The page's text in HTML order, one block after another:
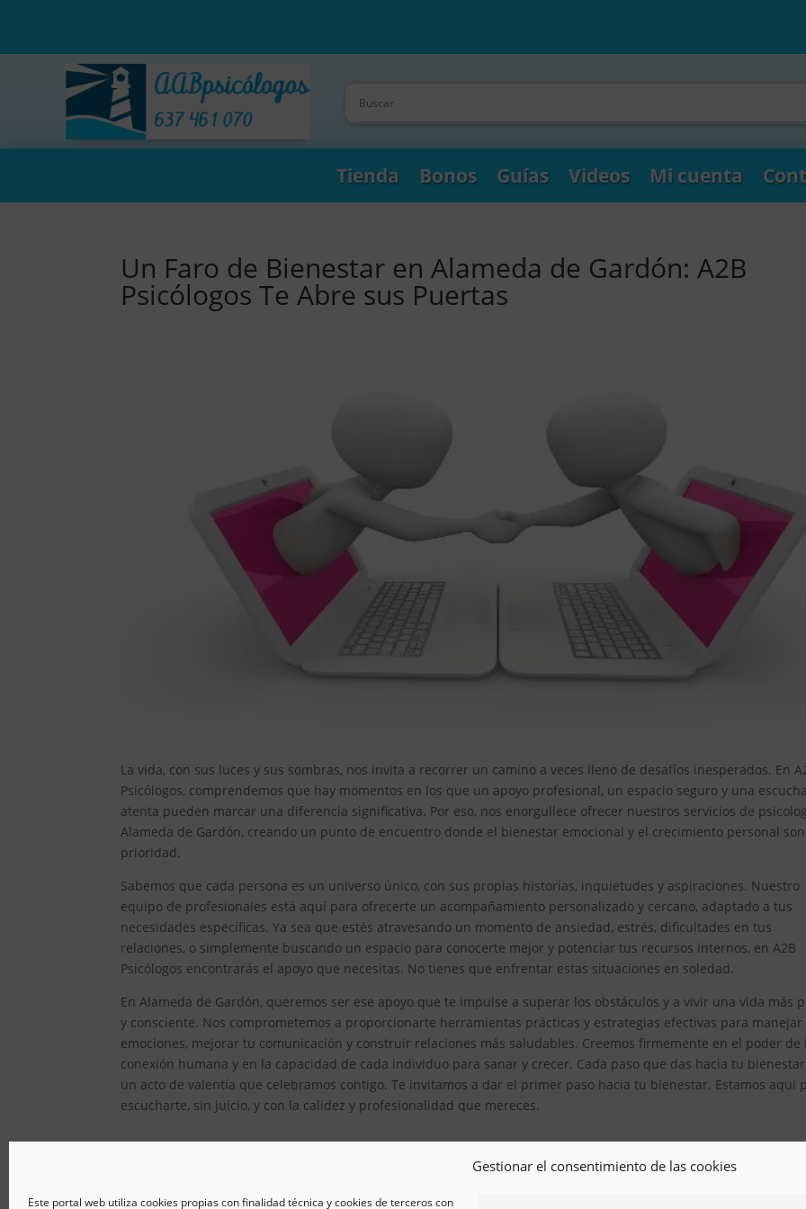
Gestionar el consentimiento de las cookies
Este portal web utiliza cookies propias con finalidad técnica y cookies de terceros con
Tienda Bonos Guías Videos Mi cuenta
Un Faro de Bienestar en Alameda de Gardón: A2B
Psicólogos Te Abre sus Puertas
La vida, con sus luces y sus sombras, nos invita a recorrer un camino a veces lleno de desafíos inesperados. En
Psicólogos, comprendemos que hay momentos en los que un apoyo profesional, un espacio seguro y una
atenta pueden marcar una diferencia significativa. Por eso, nos enorgullece ofrecer nuestros servicios de
Alameda de Gardón, creando un punto de encuentro donde el bienestar emocional y el crecimiento personal
prioridad.
Sabemos que cada persona es un universo único, con sus propias historias, inquietudes y aspiraciones. Nuestro
equipo de profesionales está aquí para ofrecerte un acompañamiento personalizado y cercano, adaptado a tus
necesidades específicas. Ya sea que estés atravesando un momento de ansiedad, estrés, dificultades en tus
relaciones, o simplemente buscando un espacio para conocerte mejor y potenciar tus recursos internos, en A2B
Psicólogos encontrarás el apoyo que necesitas. No tienes que enfrentar estas situaciones en soledad.
En Alameda de Gardón, queremos ser ese apoyo que te impulse a superar los obstáculos y a vivir una vida más
y consciente. Nos comprometemos a proporcionarte herramientas prácticas y estrategias efectivas para
emociones, mejorar tu comunicación y construir relaciones más saludables. Creemos firmemente en el poder de
conexión humana y en la capacidad de cada individuo para sanar y crecer. Cada paso que das hacia tu
un acto de valentía que celebramos contigo. Te invitamos a dar el primer paso hacia tu bienestar. Estamos aquí
escucharte, sin juicio, y con la calidez y profesionalidad que mereces.